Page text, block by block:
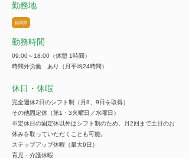
勤務地
福岡県
勤務時間
09:00～18:00（休憩 1時間）
時間外労働 あり（月平均24時間）
休日・休暇
完全週休2日のシフト制（月8、9日を取得）
その他固定休（第1・3火曜日／水曜日）
※定休日の固定休以外はシフト制のため、月2回まで土日のお
休みを取っていただくことも可能。
ステップアップ休暇（最大9日）
育児・介護休暇